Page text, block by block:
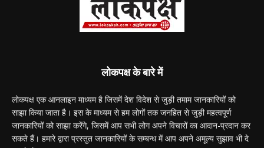
लोकपक्ष के बारे में
लोकपक्ष एक आनलाइन माध्यम है जिसमें देश विदेश से जुड़ी तमाम जानकारियों को
साझा किया जाता है। इस के माध्यम से हम लोगों तक जनहित से जुड़ी महत्वपूर्ण
जानकारियों को साझा करेंगे, जिसमें आप सभी लोग अपने विचारों का आदान-प्रदान कर
सकते हैं। हमारे द्वारा प्रस्तुत जानकारियों के सम्बन्ध में आप अपने अमूल्य सुझाव भी दे